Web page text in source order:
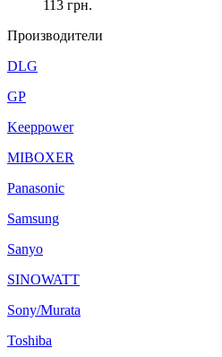
113 грн.
Производители
DLG
GP
Keeppower
MIBOXER
Panasonic
Samsung
Sanyo
SINOWATT
Sony/Murata
Toshiba